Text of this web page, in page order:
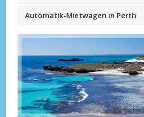
Automatik-Mietwagen in Perth